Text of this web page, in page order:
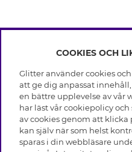
Jobba
OM
Våra
COOKIES OCH
Glitter använder cookies
att ge dig anpassat
en bättre upplevelse av vår
har läst vår cookiepolicy
av cookies genom att klicka
kan själv när som helst
sparas i din webbläsare